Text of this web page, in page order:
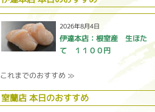
2026年8月4日
伊達本店：根室産 生ほた
て １１００円
これまでのおすすめ ≫
室蘭店 本日のおすすめ